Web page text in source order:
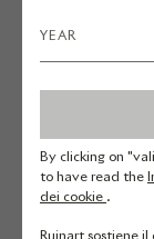
By clicking on
to have read the
dei cookie .
Ruinart sostiene il
un